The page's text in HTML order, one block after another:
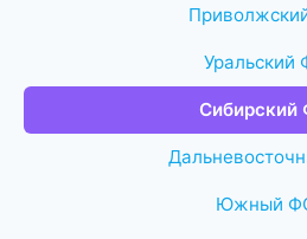
Уральский
Сибирский
Южный